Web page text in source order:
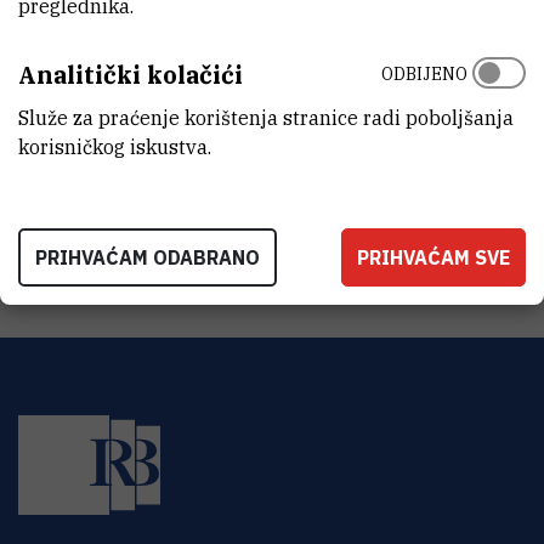
Praćenje projektnih financija– financijska kartica
Izvješćivanje o radu (opis rada)
2. Praćenje provedbe projekta kroz 4PM
4. Multi-projektno vođenje
preglednika.
Analitički kolačići
Služe za praćenje korištenja stranice radi poboljšanja
korisničkog iskustva.
ODBIJENO
PRIHVAĆAM ODABRANO PRIHVAĆAM SVE